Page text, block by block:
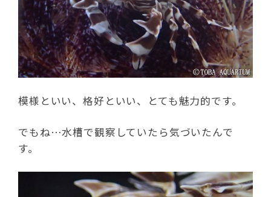
模様といい、格好といい、とても魅力的です。
でもね…水槽で観察していたら気づいたんで
す。